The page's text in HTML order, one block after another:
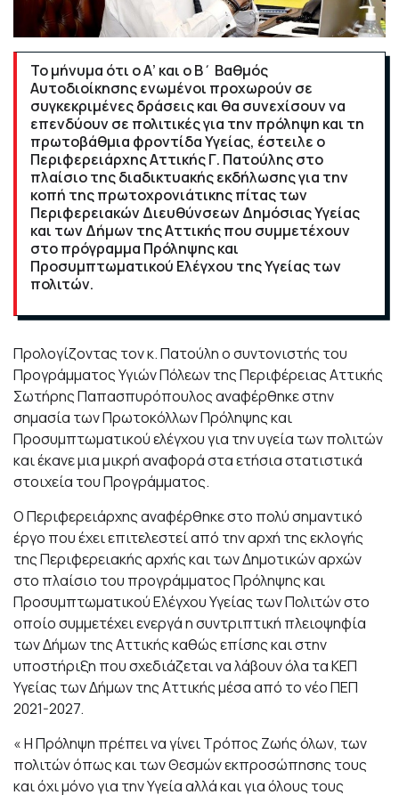
Το μήνυμα ότι ο Α’ και ο Β΄ Βαθμός
Αυτοδιοίκησης ενωμένοι προχωρούν σε
συγκεκριμένες δράσεις και θα συνεχίσουν να
επενδύουν σε πολιτικές για την πρόληψη και τη
πρωτοβάθμια φροντίδα Υγείας, έστειλε ο
Περιφερειάρχης Αττικής Γ. Πατούλης στο
πλαίσιο της διαδικτυακής εκδήλωσης για την
κοπή της πρωτοχρονιάτικης πίτας των
Περιφερειακών Διευθύνσεων Δημόσιας Υγείας
και των Δήμων της Αττικής που συμμετέχουν
στο πρόγραμμα Πρόληψης και
Προσυμπτωματικού Ελέγχου της Υγείας των
πολιτών.
Προλογίζοντας τον κ. Πατούλη ο συντονιστής του
Προγράμματος Υγιών Πόλεων της Περιφέρειας Αττικής
Σωτήρης Παπασπυρόπουλος αναφέρθηκε στην
σημασία των Πρωτοκόλλων Πρόληψης και
Προσυμπτωματικού ελέγχου για την υγεία των πολιτών
και έκανε μια μικρή αναφορά στα ετήσια στατιστικά
στοιχεία του Προγράμματος.
Ο Περιφερειάρχης αναφέρθηκε στο πολύ σημαντικό
έργο που έχει επιτελεστεί από την αρχή της εκλογής
της Περιφερειακής αρχής και των Δημοτικών αρχών
στο πλαίσιο του προγράμματος Πρόληψης και
Προσυμπτωματικού Ελέγχου Υγείας των Πολιτών στο
οποίο συμμετέχει ενεργά η συντριπτική πλειοψηφία
των Δήμων της Αττικής καθώς επίσης και στην
υποστήριξη που σχεδιάζεται να λάβουν όλα τα ΚΕΠ
Υγείας των Δήμων της Αττικής μέσα από το νέο ΠΕΠ
2021-2027.
« Η Πρόληψη πρέπει να γίνει Τρόπος Ζωής όλων, των
πολιτών όπως και των Θεσμών εκπροσώπησης τους
και όχι μόνο για την Υγεία αλλά και για όλους τους